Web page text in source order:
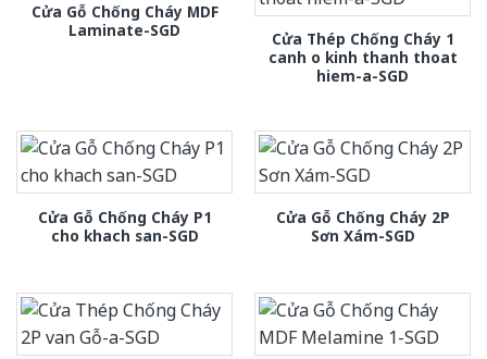
Cửa Gỗ Chống Cháy MDF
Laminate-SGD
Cửa Thép Chống Cháy 1
canh o kinh thanh thoat
hiem-a-SGD
Cửa Gỗ Chống Cháy P1
cho khach san-SGD
Cửa Gỗ Chống Cháy 2P
Sơn Xám-SGD